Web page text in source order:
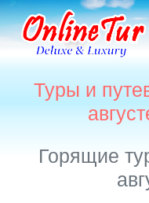
Туры и
Горящие